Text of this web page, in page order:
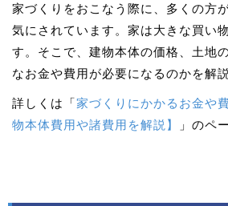
家づくりをおこなう際に、多くの方
気にされています。家は大きな買い
す。そこで、建物本体の価格、土地
なお金や費用が必要になるのかを解
詳しくは「家づくりにかかるお金や
物本体費用や諸費用を解説】
」のペ